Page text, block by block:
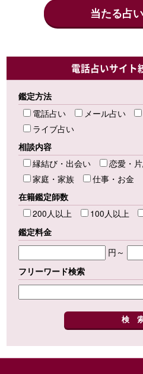
当たる占
電話占いサイト
鑑定方法
電話占い
メール占い
ライブ占い
相談内容
縁結び・出会い
恋愛・
家庭・家族
仕事・お金
在籍鑑定師数
200人以上
100人以上
鑑定料金
円～
フリーワード検索